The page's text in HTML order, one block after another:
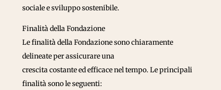
sociale e sviluppo sostenibile.
Finalità della Fondazione
Le finalità della Fondazione sono chiaramente
delineate per assicurare una
crescita costante ed efficace nel tempo. Le principali
finalità sono le seguenti: